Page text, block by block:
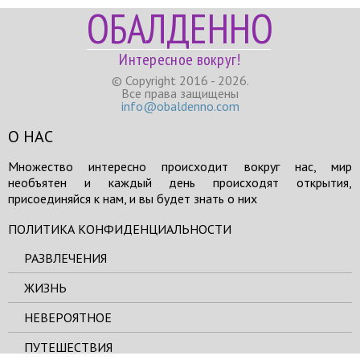
ОБАЛДЕННО
Интересное вокруг!
© Copyright 2016 - 2026.
Все права защищены
info@obaldenno.com
О НАС
Множество интересно происходит вокруг нас, мир
необъятен и каждый день происходят открытия,
присоединяйся к нам, и вы будет знать о них
ПОЛИТИКА КОНФИДЕНЦИАЛЬНОСТИ
РАЗВЛЕЧЕНИЯ
ЖИЗНЬ
НЕВЕРОЯТНОЕ
ПУТЕШЕСТВИЯ